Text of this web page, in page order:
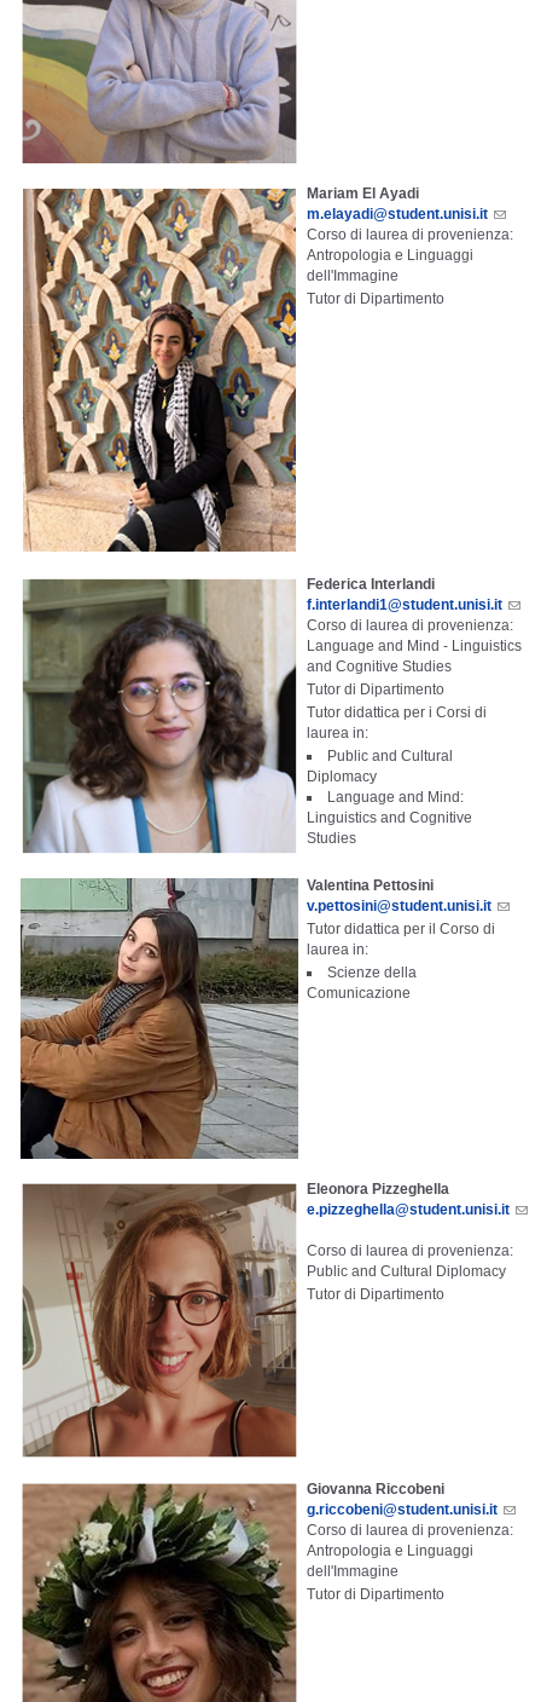
Mariam El Ayadi
m.elayadi@student.unisi.it
Corso di laurea di provenienza:
Antropologia e Linguaggi
dell'Immagine
Tutor di Dipartimento
Federica Interlandi
f.interlandi1@student.unisi.it
Corso di laurea di provenienza:
Language and Mind - Linguistics
and Cognitive Studies
Tutor di Dipartimento
Tutor didattica per i Corsi di
laurea in:
Public and Cultural
Diplomacy
Language and Mind:
Linguistics and Cognitive
Studies
Valentina Pettosini
v.pettosini@student.unisi.it
Tutor didattica per il Corso di
laurea in:
Scienze della
Comunicazione
Eleonora Pizzeghella
e.pizzeghella@student.unisi.it
Corso di laurea di provenienza:
Public and Cultural Diplomacy
Tutor di Dipartimento
Giovanna Riccobeni
g.riccobeni@student.unisi.it
Corso di laurea di provenienza:
Antropologia e Linguaggi
dell'Immagine
Tutor di Dipartimento